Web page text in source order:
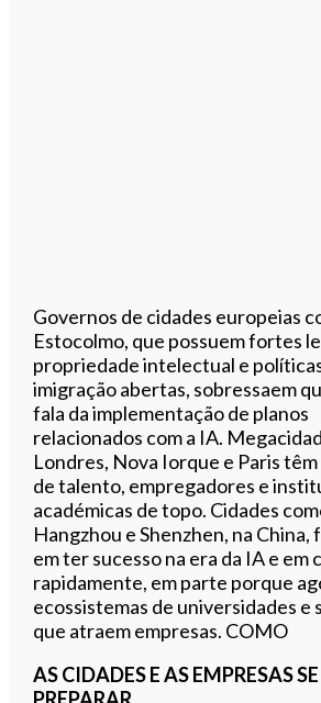
Governos de cidades europeias
Estocolmo, que possuem fortes
propriedade intelectual e
imigração abertas, sobressaem
fala da implementação de planos
relacionados com a IA.
Londres, Nova Iorque e Paris
de talento, empregadores e
académicas de topo. Cidades
Hangzhou e Shenzhen, na China,
em ter sucesso na era da IA e em
rapidamente, em parte porque
ecossistemas de universidades e
que atraem empresas. COMO
AS CIDADES E AS EMPRESAS